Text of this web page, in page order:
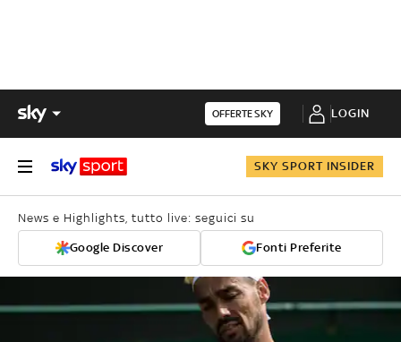
OFFERTE SKY LOGIN
SKY SPORT INSIDER
News e Highlights, tutto live: seguici su
Google Discover Fonti Preferite